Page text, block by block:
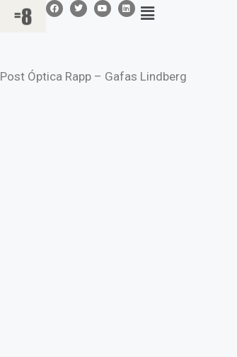
Post Óptica Rapp – Gafas Lindberg